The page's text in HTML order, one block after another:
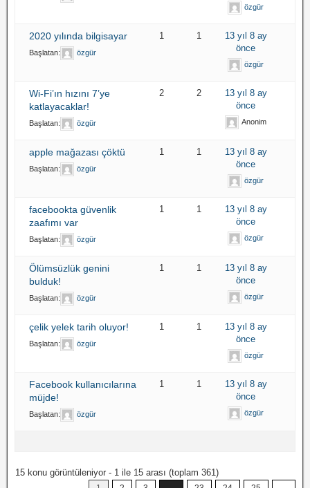
özgür
2020 yılında bilgisayar
Başlatan: özgür
1 1
13 yıl 8 ay
önce
özgür
Wi-Fi’ın hızını 7’ye
katlayacaklar!
Başlatan: özgür
2 2
13 yıl 8 ay
önce
Anonim
apple mağazası çöktü
Başlatan: özgür
1 1
13 yıl 8 ay
önce
özgür
facebookta güvenlik
zaafımı var
Başlatan: özgür
1 1
13 yıl 8 ay
önce
özgür
Ölümsüzlük genini
bulduk!
Başlatan: özgür
1 1
13 yıl 8 ay
önce
özgür
çelik yelek tarih oluyor!
Başlatan: özgür
1 1
13 yıl 8 ay
önce
özgür
Facebook kullanıcılarına
müjde!
Başlatan: özgür
1 1
13 yıl 8 ay
önce
özgür
15 konu görüntüleniyor - 1 ile 15 arası (toplam 361)